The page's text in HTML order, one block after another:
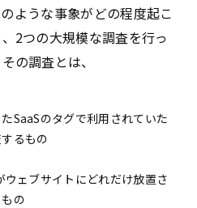
ような事象がどの程度起こ
2つの大規模な調査を行っ
の調査とは、
SaaSのタグで利用されていた
るもの
ウェブサイトにどれだけ放置さ
の